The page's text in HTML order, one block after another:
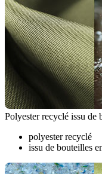
Polyester recyclé issu de
polyester recyclé
issu de bouteilles